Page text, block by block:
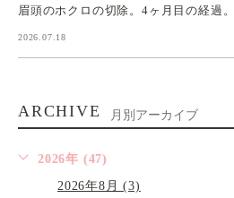
眉頭のホクロの切除。4ヶ月目の経過。
2026.07.18
ARCHIVE 月別アーカイブ
2026年 (47)
2026年8月 (3)